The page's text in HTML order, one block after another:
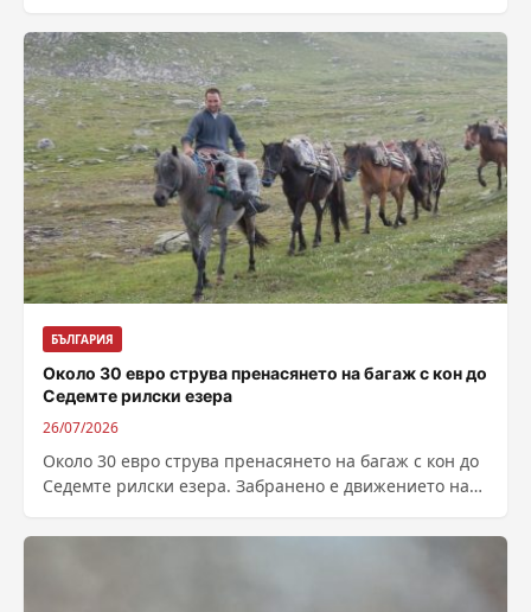
БЪЛГАРИЯ
Около 30 евро струва пренасянето на багаж с кон до
Седемте рилски езера
26/07/2026
Около 30 евро струва пренасянето на багаж с кон до
Седемте рилски езера. Забранено е движението на